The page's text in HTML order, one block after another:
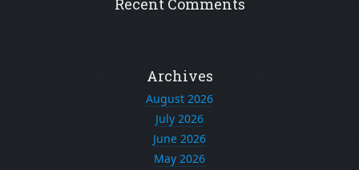
Recent Comments
Archives
August 2026
July 2026
June 2026
May 2026